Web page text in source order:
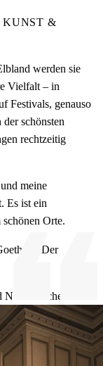
KUNST &
werden sie
Vielfalt – in
Festivals, genauso
schönsten
rechtzeitig
meine
Es ist ein
Orte.